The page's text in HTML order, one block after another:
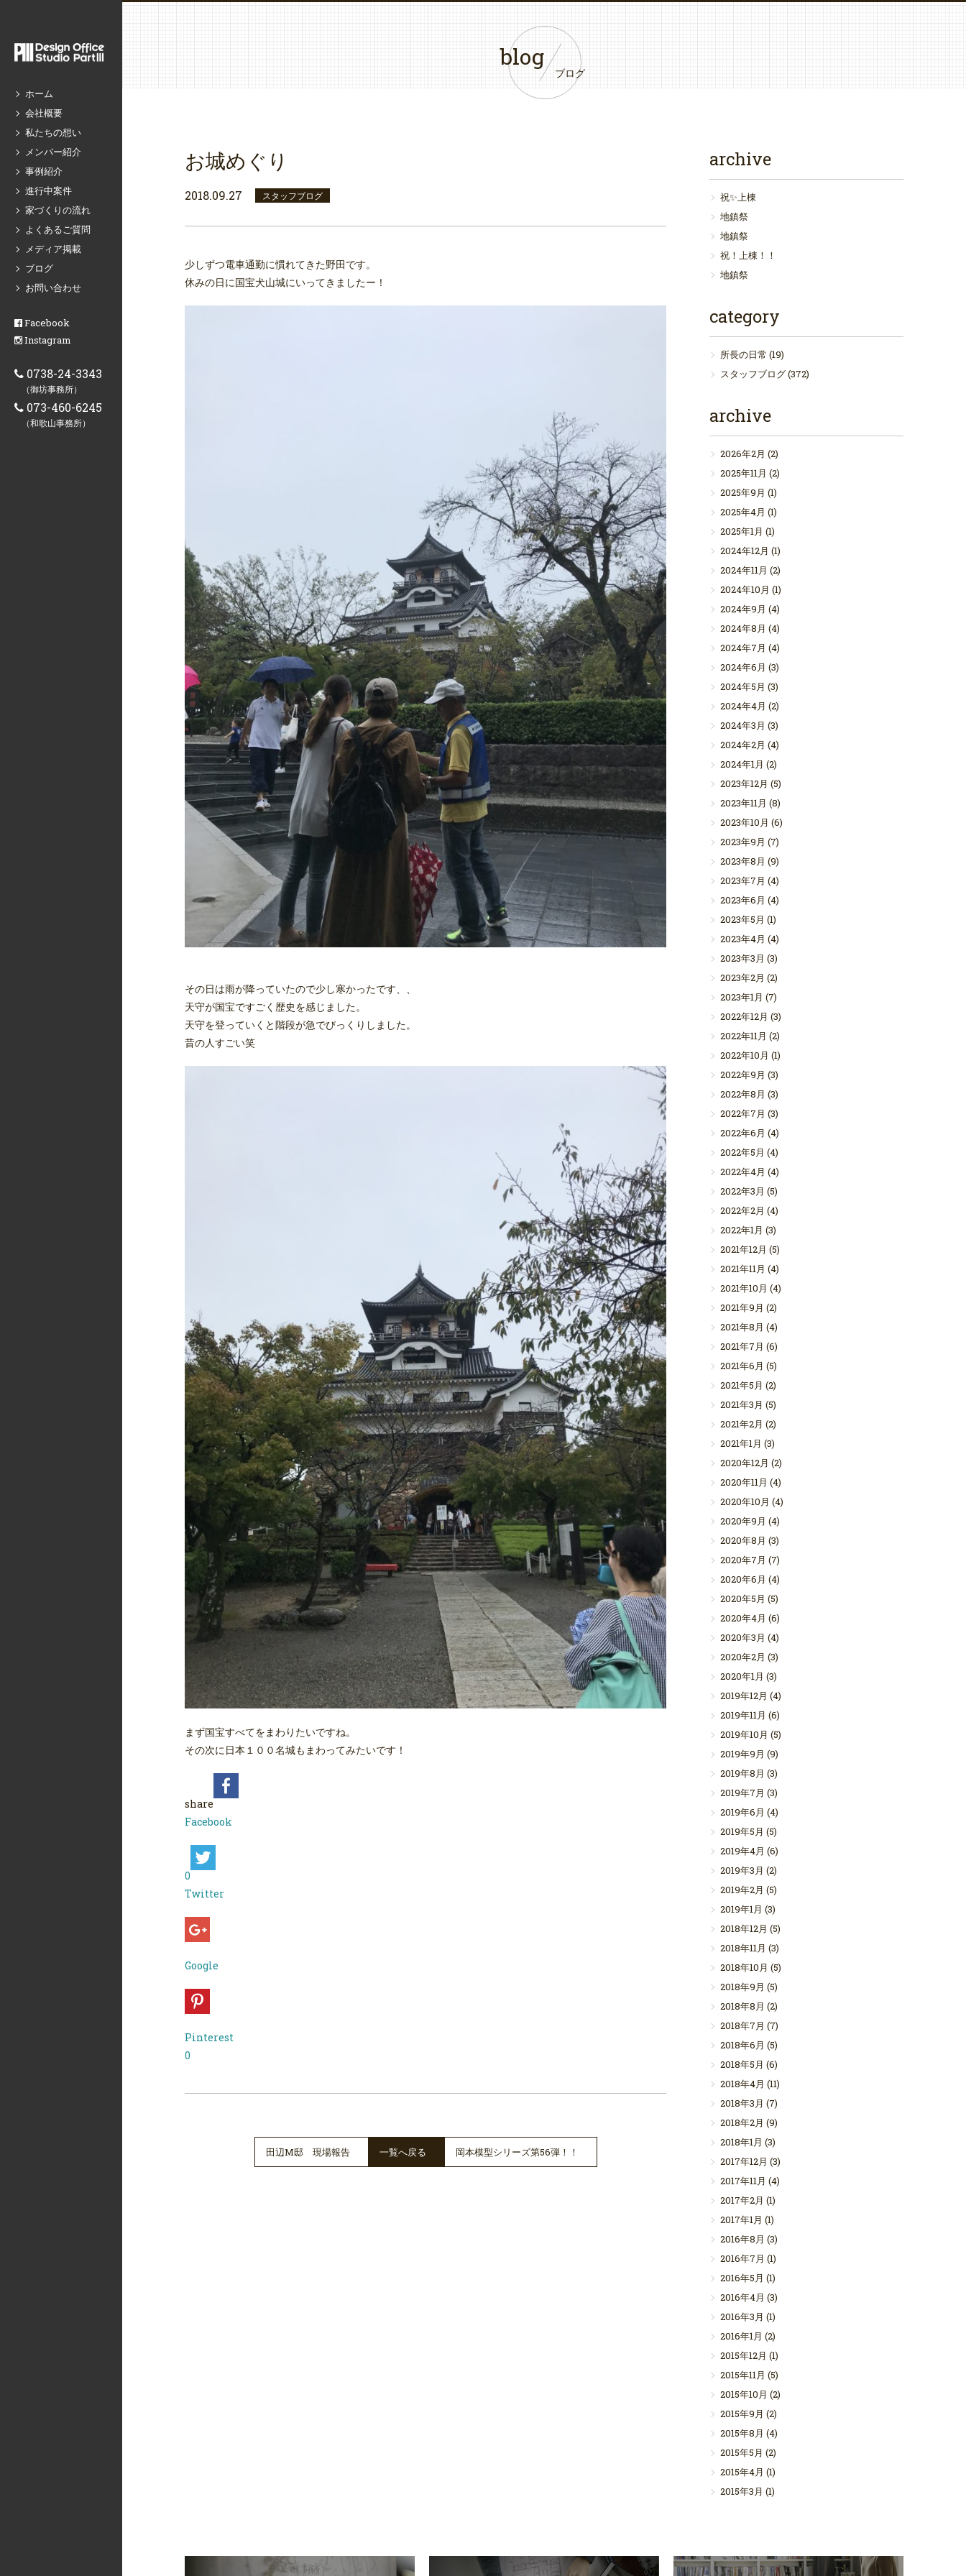
ホーム
会社概要
私たちの想い
メンバー紹介
事例紹介
進行中案件
家づくりの流れ
よくあるご質問
メディア掲載
ブログ
お問い合わせ
Facebook
Instagram
0738-24-3343
（御坊事務所）
073-460-6245
（和歌山事務所）
ブログ
blog
お城めぐり
2018.09.27 スタッフブログ
少しずつ電車通勤に慣れてきた野田です。
休みの日に国宝犬山城にいってきましたー！
その日は雨が降っていたので少し寒かったです、、
天守が国宝ですごく歴史を感じました。
天守を登っていくと階段が急でびっくりしました。
昔の人すごい笑
まず国宝すべてをまわりたいですね。
その次に日本１００名城もまわってみたいです！
share
Facebook
0
Twitter
Google
Pinterest
0
田辺M邸 現場報告 一覧へ戻る 岡本模型シリーズ第56弾！！
archive
祝✨上棟
地鎮祭
地鎮祭
祝！上棟！！
地鎮祭
category
所長の日常 (19)
スタッフブログ(372)
archive
2026年2月 (2)
2025年11月 (2)
2025年9月 (1)
2025年4月 (1)
2025年1月 (1)
2024年12月 (1)
2024年11月 (2)
2024年10月 (1)
2024年9月 (4)
2024年8月 (4)
2024年7月 (4)
2024年6月 (3)
2024年5月 (3)
2024年4月 (2)
2024年3月 (3)
2024年2月 (4)
2024年1月 (2)
2023年12月 (5)
2023年11月 (8)
2023年10月 (6)
2023年9月 (7)
2023年8月 (9)
2023年7月 (4)
2023年6月 (4)
2023年5月 (1)
2023年4月 (4)
2023年3月 (3)
2023年2月 (2)
2023年1月 (7)
2022年12月 (3)
2022年11月 (2)
2022年10月 (1)
2022年9月 (3)
2022年8月 (3)
2022年7月 (3)
2022年6月 (4)
2022年5月 (4)
2022年4月 (4)
2022年3月 (5)
2022年2月 (4)
2022年1月 (3)
2021年12月 (5)
2021年11月 (4)
2021年10月 (4)
2021年9月 (2)
2021年8月 (4)
2021年7月 (6)
2021年6月 (5)
2021年5月 (2)
2021年3月 (5)
2021年2月 (2)
2021年1月 (3)
2020年12月 (2)
2020年11月 (4)
2020年10月 (4)
2020年9月 (4)
2020年8月 (3)
2020年7月 (7)
2020年6月 (4)
2020年5月 (5)
2020年4月 (6)
2020年3月 (4)
2020年2月 (3)
2020年1月 (3)
2019年12月 (4)
2019年11月 (6)
2019年10月 (5)
2019年9月 (9)
2019年8月 (3)
2019年7月 (3)
2019年6月 (4)
2019年5月 (5)
2019年4月 (6)
2019年3月 (2)
2019年2月 (5)
2019年1月 (3)
2018年12月 (5)
2018年11月 (3)
2018年10月 (5)
2018年9月 (5)
2018年8月 (2)
2018年7月 (7)
2018年6月 (5)
2018年5月 (6)
2018年4月 (11)
2018年3月 (7)
2018年2月 (9)
2018年1月 (3)
2017年12月 (3)
2017年11月 (4)
2017年2月 (1)
2017年1月 (1)
2016年8月 (3)
2016年7月 (1)
2016年5月 (1)
2016年4月 (3)
2016年3月 (1)
2016年1月 (2)
2015年12月 (1)
2015年11月 (5)
2015年10月 (2)
2015年9月 (2)
2015年8月 (4)
2015年5月 (2)
2015年4月 (1)
2015年3月 (1)